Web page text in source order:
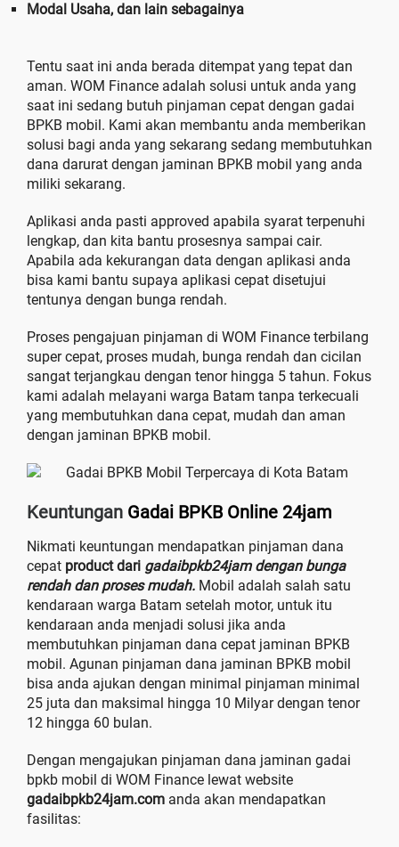
Modal Usaha, dan lain sebagainya
Tentu saat ini anda berada ditempat yang tepat dan
aman. WOM Finance adalah solusi untuk anda yang
saat ini sedang butuh pinjaman cepat dengan gadai
BPKB mobil. Kami akan membantu anda memberikan
solusi bagi anda yang sekarang sedang membutuhkan
dana darurat dengan jaminan BPKB mobil yang anda
miliki sekarang.
Aplikasi anda pasti approved apabila syarat terpenuhi
lengkap, dan kita bantu prosesnya sampai cair.
Apabila ada kekurangan data dengan aplikasi anda
bisa kami bantu supaya aplikasi cepat disetujui
tentunya dengan bunga rendah.
Proses pengajuan pinjaman di WOM Finance terbilang
super cepat, proses mudah, bunga rendah dan cicilan
sangat terjangkau dengan tenor hingga 5 tahun. Fokus
kami adalah melayani warga Batam tanpa terkecuali
yang membutuhkan dana cepat, mudah dan aman
dengan jaminan BPKB mobil.
Keuntungan Gadai BPKB Online 24jam
Nikmati keuntungan mendapatkan pinjaman dana
cepat product dari gadaibpkb24jam dengan bunga
rendah dan proses mudah. Mobil adalah salah satu
kendaraan warga Batam setelah motor, untuk itu
kendaraan anda menjadi solusi jika anda
membutuhkan pinjaman dana cepat jaminan BPKB
mobil. Agunan pinjaman dana jaminan BPKB mobil
bisa anda ajukan dengan minimal pinjaman minimal
25 juta dan maksimal hingga 10 Milyar dengan tenor
12 hingga 60 bulan.
Dengan mengajukan pinjaman dana jaminan gadai
bpkb mobil di WOM Finance lewat website
gadaibpkb24jam.com anda akan mendapatkan
fasilitas: